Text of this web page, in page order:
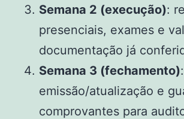
Semana 2 (execução):
presenciais, exames e
documentação já
Semana 3 (fechamento)
emissão/atualização e
comprovantes para